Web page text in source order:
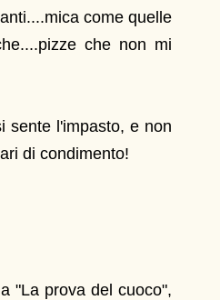
come quelle
che non mi
sente l'impasto, e non
di condimento!
"La prova del cuoco",